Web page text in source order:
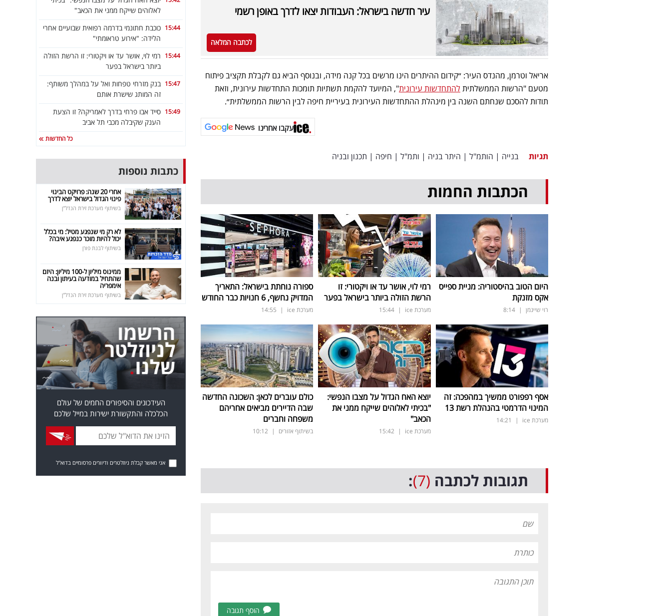
עיר חדשה בישראל: העבודות יצאו לדרך באופן רשמי
לכתבה המלאה
אריאל וטרמן, מהנדס העיר: ״קידום ההיתרים הינו מרשים בכל קנה מידה, ובנוסף הביא גם לקבלת תקציב פיתוח
מטעם "הרשות הממשלתיתלהתחדשות עירונית", המיועד להקמת תשתיות תומכות התחדשות עירונית, וזאת
תודות להסכם שנחתם השנה בין מינהלת ההתחדשות העירונית בעיריית חיפה לבין הרשות הממשלתית״.
עקבו אחרינו
תגיות בנייה | הותמ"ל | היתר בניה | ותמ"ל | חיפה | תכנון ובניה
הכתבות החמות
היום הטוב בהיסטוריה: מניית ספייס
אקס מזנקת
רוי שיינמן |
8:14
רמי לוי, אושר עד או ויקטורי: זו
הרשת הזולה ביותר בישראל בפער
מערכת ice |
15:44
ספורה נוחתת בישראל: התאריך
המדויק נחשף, 6 חנויות כבר החודש
מערכת ice |
14:55
אסף רפפורט ממשיך במהפכה: זה
המינוי הדרמטי בהנהלת רשת 13
מערכת ice |
14:21
יוצא האח הגדול על מצבו הנפשי:
"בכיתי לאלוהים שייקח ממני את
הכאב"
מערכת ice |
15:42
כולם עוברים לכאן: השכונה החדשה
שבה הדיירים מביאים אחריהם
משפחה וחברים
בשיתוף אזורים |
10:12
תגובות לכתבה (7)
:
הוסף תגובה
לאלוהים שייקח ממני את הכאב"
15:44 כוכבת חתונמי בדרמה רפואית שבועיים אחרי
הלידה: "אירוע טראומתי"
15:44 רמי לוי, אושר עד או ויקטורי: זו הרשת הזולה
ביותר בישראל בפער
15:47 בנק מזרחי טפחות ואל על במהלך משותף:
זה המותג שישרת אותם
15:49 סייד אבו פרחי בדרך לאמריקה? זו הצעת
הענק שקיבלה מכבי תל אביב
כל החדשות
כתבות נוספות
אחרי 20 שנה: פרויקט הבינוי
פינוי הגדול בישראל יוצא לדרך
בשיתוף מערכת זירת הנדל"ן
לא רק מי שנפגע מטיל: מי בכלל
יכול להיות מוכר כנפגע איבה?
בשיתוף לבנת פורן
ממינוס מיליון ל-100 מיליון: היזם
שהתחיל במודעה בעיתון ובנה
אימפריה
בשיתוף מערכת זירת הנדל"ן
העידכונים והסיפורים החמים של עולם
הכלכלה והתקשורת ישירות במייל שלכם
אני מאשר קבלת ניוזלטרים ודיוורים פרסומיים בדוא"ל